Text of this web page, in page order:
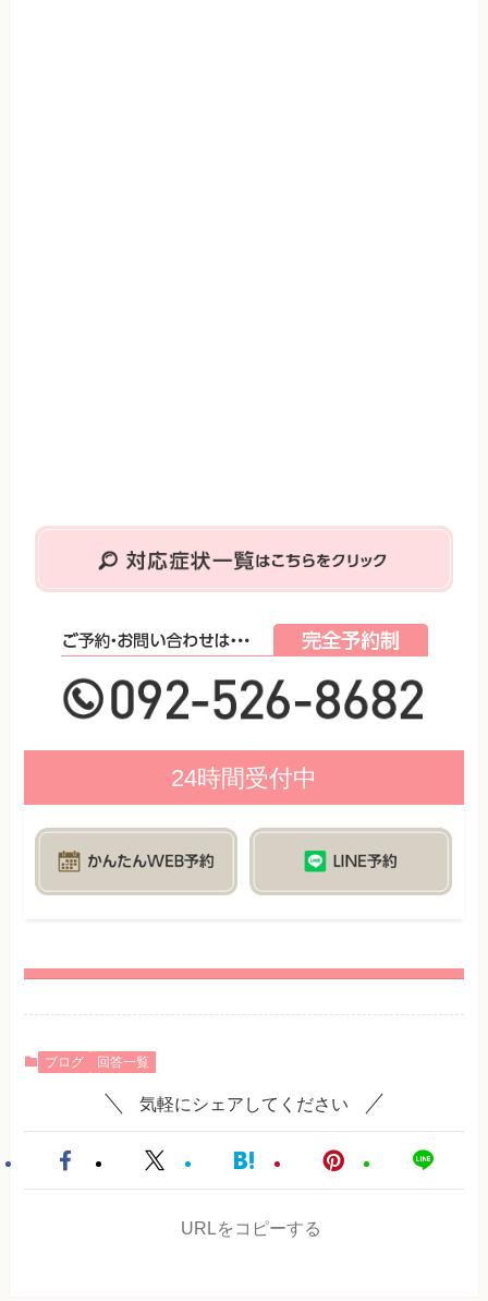
24時間受付中
ブログ 回答一覧
気軽にシェアしてください
URLをコピーする